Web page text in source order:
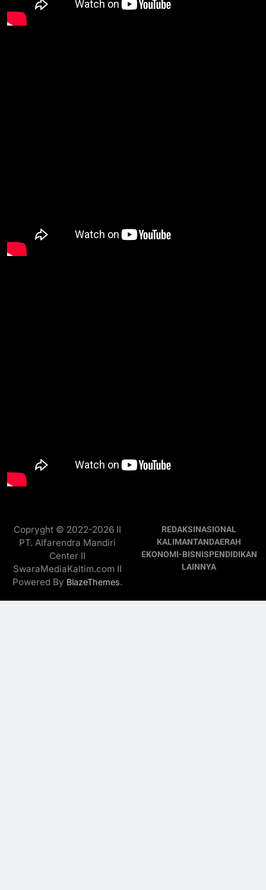
Copryght © 2022-2026 II
PT. Alfarendra Mandiri
Center II
SwaraMediaKaltim.com II
Powered By BlazeThemes.
REDAKSINASIONAL
KALIMANTANDAERAH
EKONOMI-BISNISPENDIDIKAN
LAINNYA